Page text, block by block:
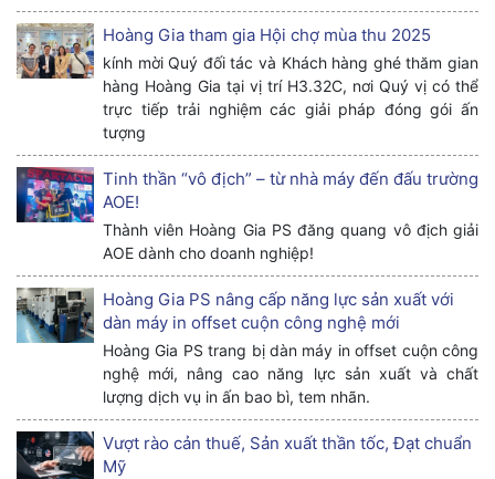
Hoàng Gia tham gia Hội chợ mùa thu 2025
kính mời Quý đối tác và Khách hàng ghé thăm gian
hàng Hoàng Gia tại vị trí H3.32C, nơi Quý vị có thể
trực tiếp trải nghiệm các giải pháp đóng gói ấn
tượng
Tinh thần “vô địch” – từ nhà máy đến đấu trường
AOE!
Thành viên Hoàng Gia PS đăng quang vô địch giải
AOE dành cho doanh nghiệp!
Hoàng Gia PS nâng cấp năng lực sản xuất với
dàn máy in offset cuộn công nghệ mới
Hoàng Gia PS trang bị dàn máy in offset cuộn công
nghệ mới, nâng cao năng lực sản xuất và chất
lượng dịch vụ in ấn bao bì, tem nhãn.
Vượt rào cản thuế, Sản xuất thần tốc, Đạt chuẩn
Mỹ